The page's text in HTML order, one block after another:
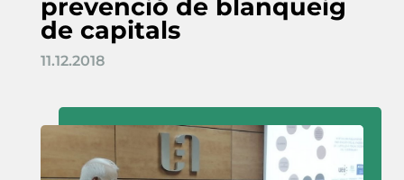
prevenció de blanqueig
de capitals
11.12.2018